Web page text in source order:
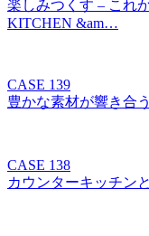
楽しみつくす – こ
KITCHEN &am…
CASE 139
豊かな素材が響き合
CASE 138
カウンターキッチン